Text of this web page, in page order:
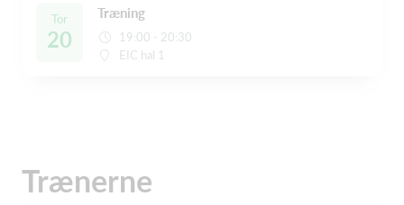
Tor
20
Træning
19:00 - 20:30
EIC hal 1
Trænerne